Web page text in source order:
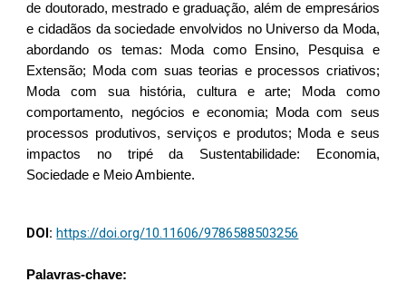
de doutorado, mestrado e graduação, além de empresários
e cidadãos da sociedade envolvidos no Universo da Moda,
abordando os temas: Moda como Ensino, Pesquisa e
Extensão; Moda com suas teorias e processos criativos;
Moda com sua história, cultura e arte; Moda como
comportamento, negócios e economia; Moda com seus
processos produtivos, serviços e produtos; Moda e seus
impactos no tripé da Sustentabilidade: Economia,
Sociedade e Meio Ambiente.
DOI:https://doi.org/10.11606/9786588503256
Palavras-chave: